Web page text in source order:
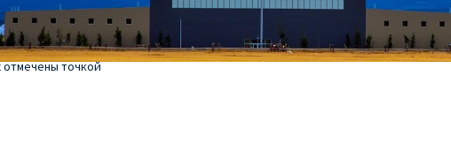
Ryanair зміниRyanair из ВаршавыRyanair из Вильнюса Ryanair из
СтокгольмаRYANAIR ИЗ ТАЛЛИНАRyanair из ТампереRYANAIR ИЗ
точкой